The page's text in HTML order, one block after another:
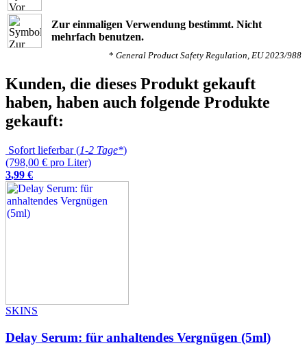
Zur einmaligen Verwendung bestimmt. Nicht
mehrfach benutzen.
* General Product Safety Regulation, EU 2023/988
Kunden, die dieses Produkt gekauft
haben, haben auch folgende Produkte
gekauft:
Sofort lieferbar (1-2 Tage*)
(798,00 € pro Liter)
3,99 €
SKINS
Delay Serum: für anhaltendes Vergnügen (5ml)